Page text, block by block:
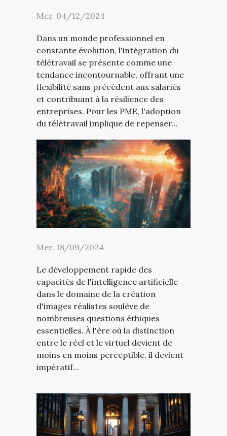
Mer. 04/12/2024
Dans un monde professionnel en
constante évolution, l'intégration du
télétravail se présente comme une
tendance incontournable, offrant une
flexibilité sans précédent aux salariés
et contribuant à la résilience des
entreprises. Pour les PME, l'adoption
du télétravail implique de repenser...
Mer. 18/09/2024
Le développement rapide des
capacités de l'intelligence artificielle
dans le domaine de la création
d'images réalistes soulève de
nombreuses questions éthiques
essentielles. À l'ère où la distinction
entre le réel et le virtuel devient de
moins en moins perceptible, il devient
impératif...